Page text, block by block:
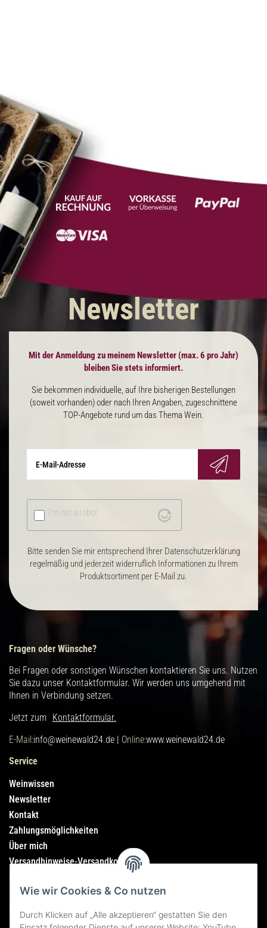
Wie wir Cookies & Co nutzen
Durch Klicken auf „Alle akzeptieren“ gestatten Sie den
Rechtliches
Service
Weinwissen
Newsletter
Kontakt
Zahlungsmöglichkeiten
Über mich
Versandhinweise-Versandkosten
Sitemap
Fragen oder Wünsche?
Bei Fragen oder sonstigen Wünschen kontaktieren Sie uns. Nutzen
Sie dazu unser Kontaktformular. Wir werden uns umgehend mit
Ihnen in Verbindung setzen.
Jetzt zum
Kontaktformular.
E-Mail:info@weinewald24.de | Online:www.weinewald24.de
Newsletter
Mit der Anmeldung zu meinem Newsletter (max. 6 pro Jahr)
bleiben Sie stets informiert.
Sie bekommen individuelle, auf Ihre bisherigen Bestellungen
(soweit vorhanden) oder nach Ihren Angaben, zugeschnittene
TOP-Angebote rund um das Thema Wein.
I'm not a robot
Bitte senden Sie mir entsprechend Ihrer Datenschutzerklärung
regelmäßig und jederzeit widerruflich Informationen zu Ihrem
Produktsortiment per E-Mail zu.